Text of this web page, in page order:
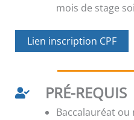
mois de stage
Lien inscription CPF
PRÉ-REQUIS
Baccalauréat